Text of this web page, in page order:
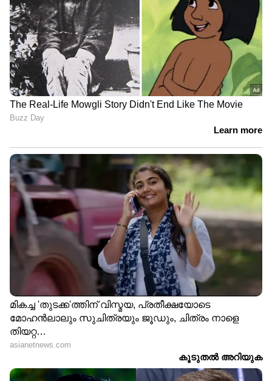
ഏഷ്യാനെറ്റ് ന്യൂസ് ലൈവ് വീഡിയോ
കാണാം